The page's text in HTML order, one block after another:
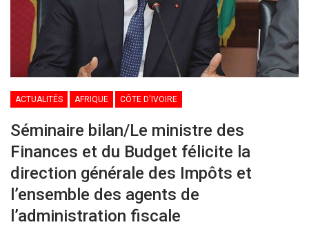
ACTUALITÉS AFRIQUE CÔTE D'IVOIRE
Séminaire bilan/Le ministre des
Finances et du Budget félicite la
direction générale des Impôts et
l’ensemble des agents de
l’administration fiscale